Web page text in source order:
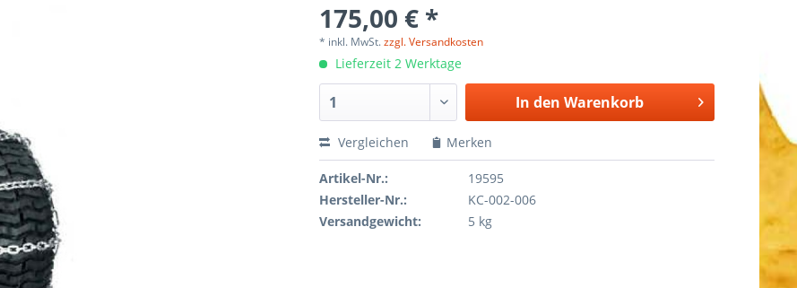
175,00 € *
* inkl. MwSt.zzgl. Versandkosten
Lieferzeit 2 Werktage
In den Warenkorb
Vergleichen Merken
Artikel-Nr.:
19595
Hersteller-Nr.:
KC-002-006
Versandgewicht:
5 kg